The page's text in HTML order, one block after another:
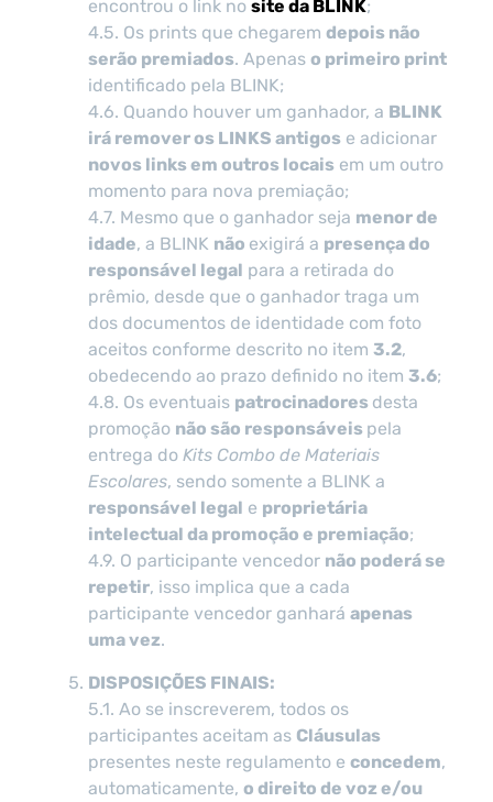
encontrou o link no site da BLINK;
4.5. Os prints que chegarem depois não
serão premiados. Apenas o primeiro print
identificado pela BLINK;
4.6. Quando houver um ganhador, a BLINK
irá remover os LINKS antigos e adicionar
novos links em outros locais em um outro
momento para nova premiação;
4.7. Mesmo que o ganhador seja menor de
idade, a BLINK não exigirá a presença do
responsável legal para a retirada do
prêmio, desde que o ganhador traga um
dos documentos de identidade com foto
aceitos conforme descrito no item 3.2,
obedecendo ao prazo definido no item 3.6;
4.8. Os eventuais patrocinadores desta
promoção não são responsáveis pela
entrega do Kits Combo de Materiais
Escolares, sendo somente a BLINK a
responsável legal e proprietária
intelectual da promoção e premiação;
4.9. O participante vencedor não poderá se
repetir, isso implica que a cada
participante vencedor ganhará apenas
uma vez.
DISPOSIÇÕES FINAIS:
5.1. Ao se inscreverem, todos os
participantes aceitam as Cláusulas
presentes neste regulamento e concedem,
automaticamente, o direito de voz e/ou